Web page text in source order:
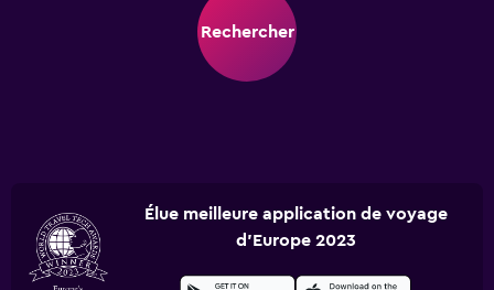
Rechercher
Élue meilleure application de voyage
d'Europe 2023